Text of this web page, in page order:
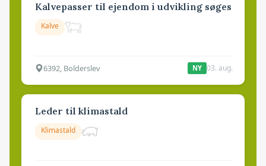
Kalvepasser til ejendom i udvikling søges
Kalve
6392, Bolderslev NY 03. aug.
Leder til klimastald
Klimastald